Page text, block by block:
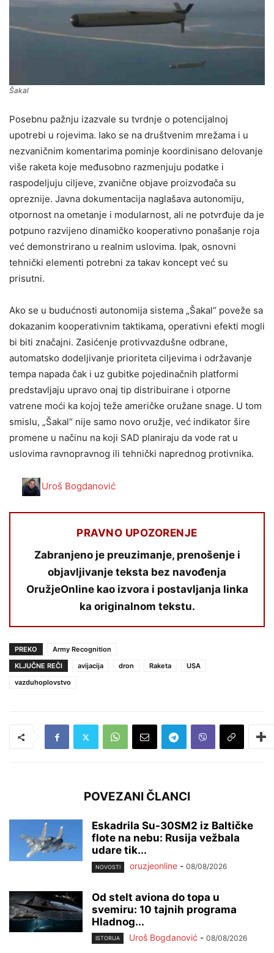
Šakal
Posebnu pažnju izazvale su tvrdnje o potencijalnoj
upotrebi u rojevima. Iako se na društvenim mrežama i u
nezvaničnim komentarima pominje koordinisano delovanje
više raketa koje međusobno razmenjuju podatke i
raspodeljuju ciljeve, zvanične objave proizvođača su
opreznije. Javna dokumentacija naglašava autonomiju,
otpornost na ometanje i modularnost, ali ne potvrđuje da je
potpuno razvijeno dinamičko kooperativno ponašanje roja
već demonstrirano u realnim uslovima. Ipak, osnovni
tehnički elementi potrebni za takav koncept već su
prisutni.
Ako se u budućnosti autonomija sistema „Šakal“ poveže sa
dokazanim kooperativnim taktikama, operativni efekti mogli
bi biti značajni. Zasićenje protivvazdušne odbrane,
automatsko dodeljivanje prioriteta ciljevima i održavanje
tempa napada čak i uz gubitke pojedinačnih platformi
predstavljaju upravo onaj tip distribuirane i otporne
vatrene moći ka kojoj teže američke oružane snage. U tom
smislu, „Šakal“ nije samo novo oružje, već indikator šire
promene u načinu na koji SAD planiraju da vode rat u
uslovima ravnopravnog ili tehnički naprednog protivnika.
Uroš Bogdanović
PRAVNO UPOZORENJE
Zabranjeno je preuzimanje, prenošenje i
objavljivanje teksta bez navođenja
OružjeOnline kao izvora i postavljanja linka
ka originalnom tekstu.
PREKO
Army Recognition
KLJUČNE REČI
avijacija dron Raketa
USA
vazduhoplovstvo
POVEZANI ČLANCI
Eskadrila Su-30SM2 iz Baltičke
flote na nebu: Rusija vežbala
udare tik...
NOVOSTI oruzjeonline - 08/08/2026
Od stelt aviona do topa u
svemiru: 10 tajnih programa
Hladnog...
ISTORIJA Uroš Bogdanović - 08/08/2026